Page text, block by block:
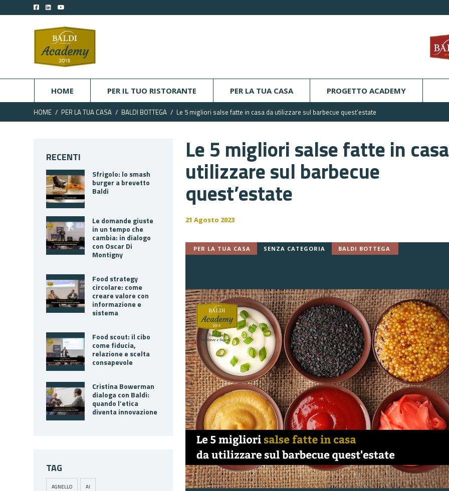
HOME PER IL TUO RISTORANTE PER LA TUA CASA PROGETTO ACADEMY
HOME PER LA TUA CASA BALDI BOTTEGA Le 5 migliori salse fatte in casa da utilizzare sul barbecue quest’estate
RECENTI
Sfrigolo: lo smash
burger a brevetto
Baldi
Le domande giuste
in un tempo che
cambia: in dialogo
con Oscar Di
Montigny
Food strategy
circolare: come
creare valore con
informazione e
sistema
Food scout: il cibo
come fiducia,
relazione e scelta
consapevole
Cristina Bowerman
dialoga con Baldi:
quando l’etica
diventa innovazione
TAG
AGNELLO AI
Le 5 migliori salse fatte in
utilizzare sul barbecue
quest’estate
21 Agosto 2023
PER LA TUA CASA SENZA CATEGORIA BALDI BOTTEGA